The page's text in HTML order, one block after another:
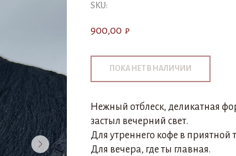
SKU:
900,00 ₽
Нежный отблеск, деликатная
застыл вечерний свет.
Для утреннего кофе в приятной
Для вечера, где ты главная.